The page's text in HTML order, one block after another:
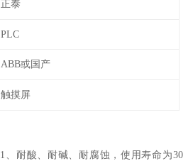
正泰
PLC
ABB或国产
触摸屏
、耐酸、耐碱、耐腐蚀，使用寿命为30